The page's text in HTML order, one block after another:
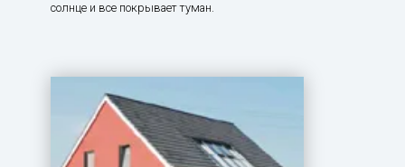
солнце и все покрывает туман.